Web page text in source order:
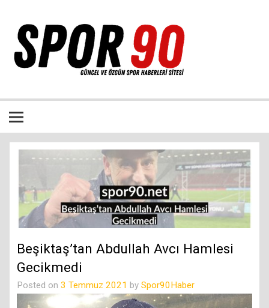
Beşiktaş’tan Abdullah Avcı Hamlesi
Gecikmedi
Posted on 3 Temmuz 2021 by Spor90Haber